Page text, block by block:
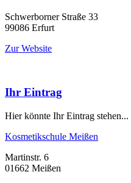
Schwerborner Straße 33
99086 Erfurt
Zur Website
Ihr Eintrag
Hier könnte Ihr Eintrag stehen...
Kosmetikschule Meißen
Martinstr. 6
01662 Meißen